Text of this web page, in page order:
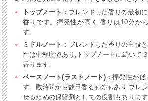
トップノート： ブレンドした香りの最初
香りです。揮発性が高く,香りは10分か
す。
ミドルノート： ブレンドした香りの主役
性は中程度であり,トップノートに続いて
香ります。
ベースノート(ラストノート)：揮発性が低
す。数時間から数日香るものもあり,ブレ
せるための保留剤としての役割もありま